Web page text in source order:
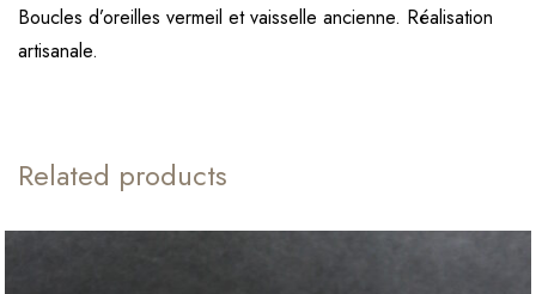
Boucles d’oreilles vermeil et vaisselle ancienne. Réalisation
artisanale.
Related products